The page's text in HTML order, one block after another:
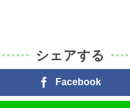
シェアする
Facebook